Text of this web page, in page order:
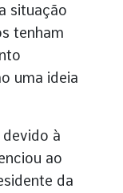
situação
tenham
uma ideia
à
ao
da